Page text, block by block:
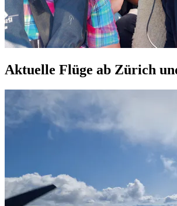
Aktuelle Flüge ab Zürich